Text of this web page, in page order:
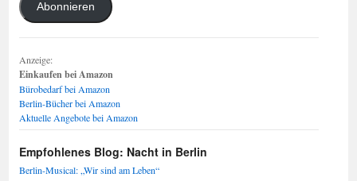
Abonnieren
Anzeige:
Einkaufen bei Amazon
Bürobedarf bei Amazon
Berlin-Bücher bei Amazon
Aktuelle Angebote bei Amazon
Empfohlenes Blog: Nacht in Berlin
Berlin-Musical: „Wir sind am Leben“